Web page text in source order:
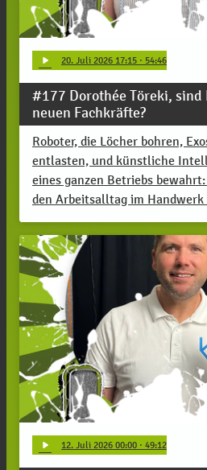
play_arrow 20. Juli 2026 17:15 · 54:46
#177 Dorothée Töreki, sind
neuen Fachkräfte?
Roboter, die Löcher bohren,
entlasten, und künstliche
eines ganzen Betriebs
den Arbeitsalltag im
play_arrow 12. Juli 2026 00:00 · 49:12